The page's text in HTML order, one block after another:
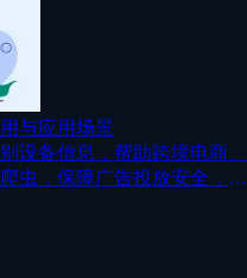
与应用场景
设备信息，帮助跨境电商、
虫，保障广告投放安全，为